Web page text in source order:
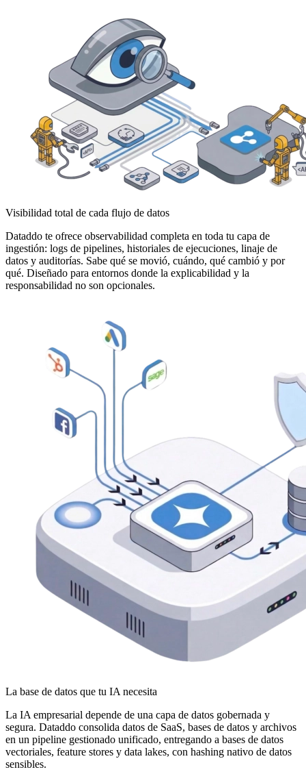
Visibilidad total de cada flujo de datos
Dataddo te ofrece observabilidad completa en toda tu capa de
ingestión: logs de pipelines, historiales de ejecuciones, linaje de
datos y auditorías. Sabe qué se movió, cuándo, qué cambió y por
qué. Diseñado para entornos donde la explicabilidad y la
responsabilidad no son opcionales.
La base de datos que tu IA necesita
La IA empresarial depende de una capa de datos gobernada y
segura. Dataddo consolida datos de SaaS, bases de datos y archivos
en un pipeline gestionado unificado, entregando a bases de datos
vectoriales, feature stores y data lakes, con hashing nativo de datos
sensibles.